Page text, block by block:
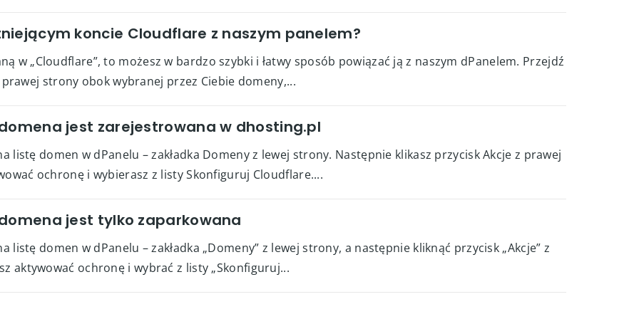
koncie Cloudflare z naszym panelem?
w „Cloudflare”, to możesz w bardzo szybki i łatwy sposób powiązać ją z naszym dPanelem. Przejdź
strony obok wybranej przez Ciebie domeny,...
jest zarejestrowana w dhosting.pl
listę domen w dPanelu – zakładka Domeny z lewej strony. Następnie klikasz przycisk Akcje z prawej
ochronę i wybierasz z listy Skonfiguruj Cloudflare....
jest tylko zaparkowana
listę domen w dPanelu – zakładka „Domeny” z lewej strony, a następnie kliknąć przycisk „Akcje” z
aktywować ochronę i wybrać z listy „Skonfiguruj...